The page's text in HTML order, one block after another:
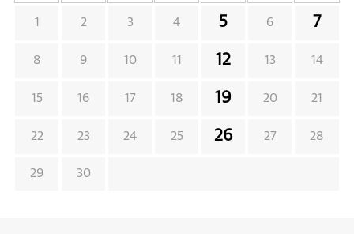
1 2 3 4 5 6 7
8 9 10 11 12 13 14
15 16 17 18 19 20 21
22 23 24 25 26 27 28
29 30